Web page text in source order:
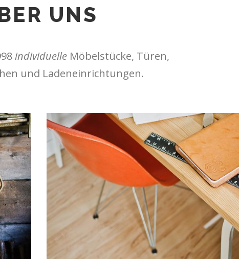
UNS
individuelleMöbelstücke, Türen,
und Ladeneinrichtungen.